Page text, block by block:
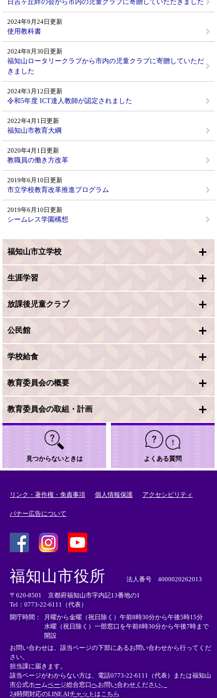
日吉ヶ丘絆の会から市内の児童クラブに寄贈していただきました
2024年9月24日更新
使用教科書
2024年8月30日更新
福知山ロータリークラブから市内の児童クラブに寄贈していただ
きました
2024年3月12日更新
令和5年度 ICT達人教師が認定されました
2022年4月1日更新
福知山市教育大綱
2020年4月1日更新
教職員の働き方改革
2019年6月10日更新
市立学校教育改革推進プログラム
2019年6月10日更新
シームレス学園構想
福知山市立学校
生涯学習
放課後児童クラブ
公民館
学校給食
教育委員会の概要
教育委員会の取組・計画
見つからないときは よくある質問
リンク・著作権・免責事項 個人情報保護 アクセシビリティ
バナー広告について
外
部
リ
ン
ク
＞
外
リ
ン
ク
＞
外
部
ン
ク
＞
福知山市役所 法人番号 4000020262013
〒620-8501 京都府福知山市字内記13番地の1
Tel：0773-22-6111（代表）
開庁時間：
月曜から金曜（祝日除く）午前8時30分から午後5時15分
水曜（祝日除く）一部窓口を午前8時30分から午後7時まで
開設
お問い合わせは、該当ページの下部にあるお問い合わせから行ってくだ
さい。
担当課に届きます。
該当ページがわからない方は、電話0773-22-6111（代表）または福知山
市公式ホームページ総合窓口へお問い合わせください。
24時間対応のLINE AIチャットはこちら